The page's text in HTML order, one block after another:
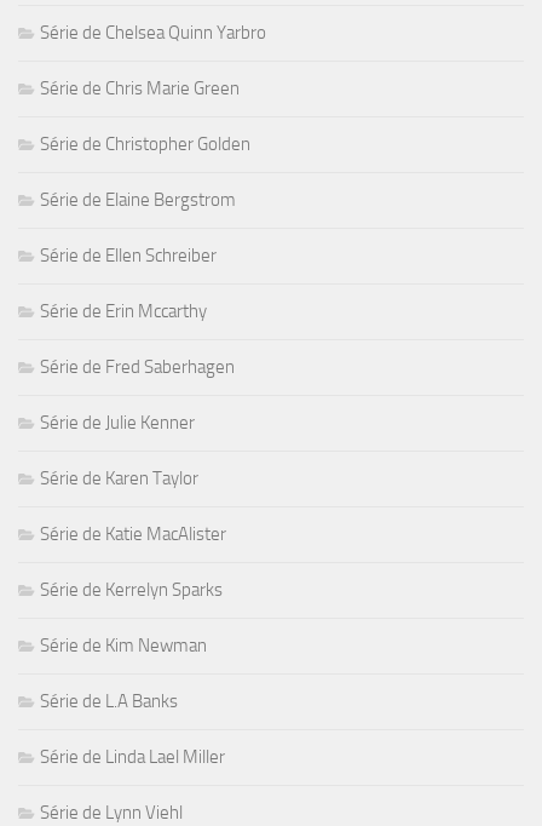
Série de Chelsea Quinn Yarbro
Série de Chris Marie Green
Série de Christopher Golden
Série de Elaine Bergstrom
Série de Ellen Schreiber
Série de Erin Mccarthy
Série de Fred Saberhagen
Série de Julie Kenner
Série de Karen Taylor
Série de Katie MacAlister
Série de Kerrelyn Sparks
Série de Kim Newman
Série de L.A Banks
Série de Linda Lael Miller
Série de Lynn Viehl